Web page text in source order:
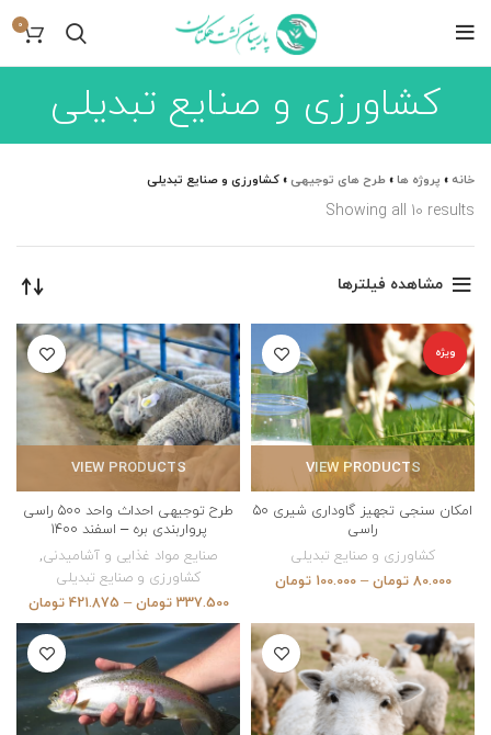
0
کشاورزی و صنایع تبدیلی
خانه » پروژه ها»طرح های توجیهی»کشاورزی و صنایع تبدیلی
Showing all 10 results
مشاهده فیلترها
ویژه
VIEW PRODUCTS
امکان سنجی تجهیز گاوداری شیری 50
راسی
کشاورزی و صنایع تبدیلی
80.000 تومان–
100.000 تومان
VIEW PRODUCTS
طرح توجیهی احداث واحد 500 راسی
پرواربندی بره – اسفند 1400
صنایع مواد غذایی و آشامیدنی,
کشاورزی و صنایع تبدیلی
337.500 تومان–
421.875 تومان